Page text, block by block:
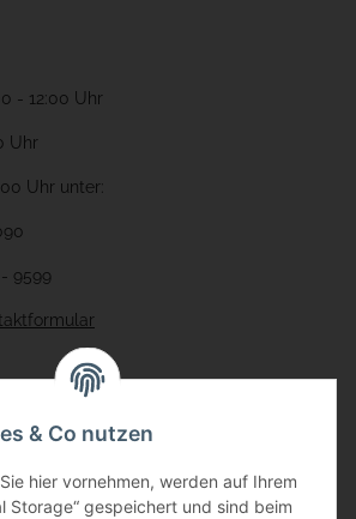
- 12:00 Uhr
Uhr
Uhr unter:
9599
& Co nutzen
hier vornehmen, werden auf Ihrem
Storage“ gespeichert und sind beim